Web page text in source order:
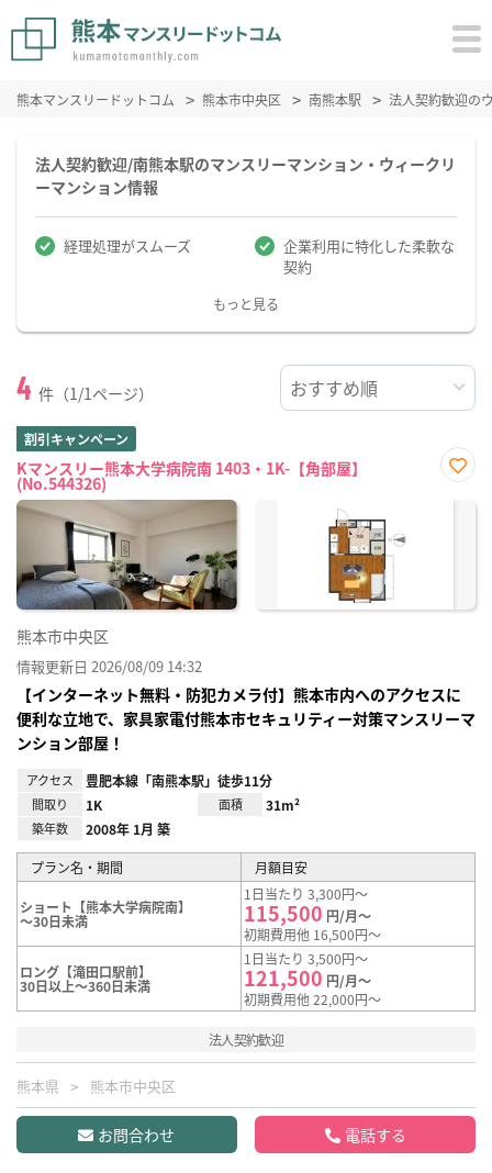
熊本マンスリードットコム 熊本市中央区 南熊本駅 法人契約歓迎の
法人契約歓迎/南熊本駅のマンスリーマンション・ウィークリ
ーマンション情報
経理処理がスムーズ
企業利用に特化した柔軟な
契約
もっと見る
4 件（1/1ページ）
割引キャンペーン
Kマンスリー熊本大学病院南 1403・1K-【角部屋】
(No.544326)
に入
熊本市中央区
情報更新日 2026/08/09 14:32
【インターネット無料・防犯カメラ付】熊本市内へのアクセスに
便利な立地で、家具家電付熊本市セキュリティー対策マンスリーマ
ンション部屋！
アクセス 豊肥本線「南熊本駅」徒歩11分
間取り 1K 面積 31m²
築年数 2008年 1月 築
プラン名・期間 月額目安
ショート【熊本大学病院南】
～30日未満
1日当たり 3,300円～
115,500 円/月～
初期費用他 16,500円～
ロング【滝田口駅前】
30日以上～360日未満
1日当たり 3,500円～
121,500 円/月～
初期費用他 22,000円～
法人契約歓迎
熊本県 熊本市中央区
お問合わせ 電話する